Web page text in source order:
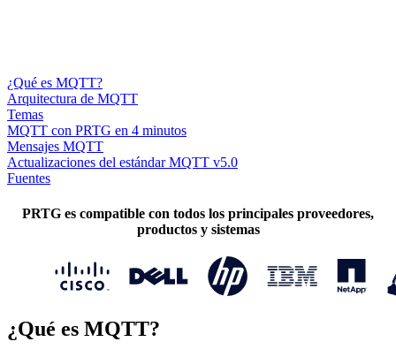
¿Qué es MQTT?
Arquitectura de MQTT
Temas
MQTT con PRTG en 4 minutos
Mensajes MQTT
Actualizaciones del estándar MQTT v5.0
Fuentes
PRTG es compatible con todos los principales proveedores,
productos y sistemas
¿Qué es MQTT?